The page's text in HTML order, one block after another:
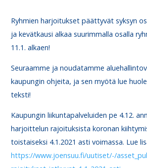
Ryhmien harjoitukset päättyvät syksyn
ja kevätkausi alkaa suurimmalla osalla
11.1. alkaen!
Seuraamme ja noudatamme
kaupungin ohjeita, ja sen myötä lue
teksti!
Kaupungin liikuntapalveluiden pe 4.12.
harjoittelun rajoituksista koronan
toistaiseksi 4.1.2021 asti voimassa. Lue
https://www.joensuu.fi/uutiset/-/